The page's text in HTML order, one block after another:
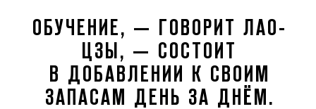
ОБУЧЕНИЕ, — ГОВОРИТ ЛАО-
ЦЗЫ, — СОСТОИТ
В ДОБАВЛЕНИИ К СВОИМ
ЗАПАСАМ ДЕНЬ ЗА ДНЁМ.